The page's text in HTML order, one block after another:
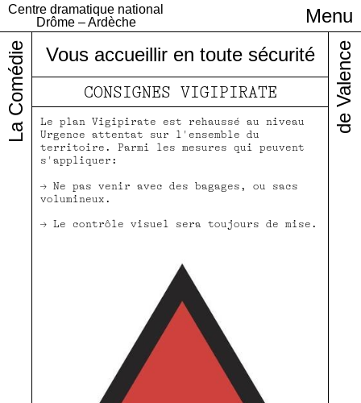
Centre dramatique national
Drôme – Ardèche
Menu
Infos pratiques
Vous accueillir en toute sécurité
CONSIGNES VIGIPIRATE
Le plan Vigipirate est rehaussé au niveau
Urgence attentat sur l'ensemble du
territoire. Parmi les mesures qui peuvent
s'appliquer:
Ne pas venir avec des bagages, ou sacs
volumineux.
Le contrôle visuel sera toujours de mise.
La Comédie de Valence